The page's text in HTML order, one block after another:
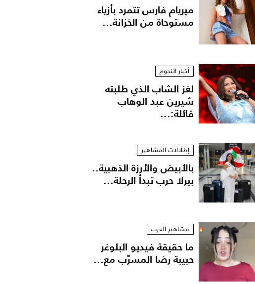
ميريام فارس تتمرد بأزياء
مستوحاة من الخزانة...
أخبار النجوم
لغز الشاب الذي طلبته
شيرين عبد الوهاب
قائلة:...
إطلالات المشاهير
بالأبيض والأرزة الذهبية..
بيرلا حرب تبدأ الرحلة...
مشاهير العرب
ما حقيقة فيديو البلوغر
حبيبة رضا المسرّب مع...